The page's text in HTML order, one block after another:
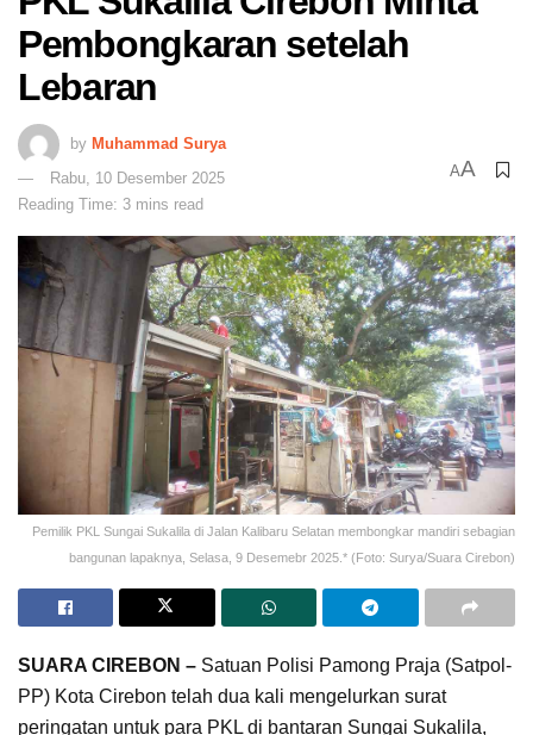
Pembongkaran setelah
Lebaran
by Muhammad Surya
Rabu, 10 Desember 2025
Reading Time: 3 mins read
AA
Pemilik PKL Sungai Sukalila di Jalan Kalibaru Selatan membongkar mandiri sebagian
bangunan lapaknya, Selasa, 9 Desemebr 2025.* (Foto: Surya/Suara Cirebon)
SUARA CIREBON – Satuan Polisi Pamong Praja (Satpol-
PP) Kota Cirebon telah dua kali mengelurkan surat
peringatan untuk para PKL di bantaran Sungai Sukalila,